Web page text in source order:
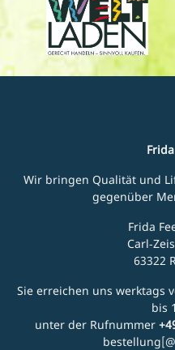
Wir bringen Qualität und
gegenüber
Frida
Carl-
63322
Sie erreichen uns werktags
bis
unter der Rufnummer